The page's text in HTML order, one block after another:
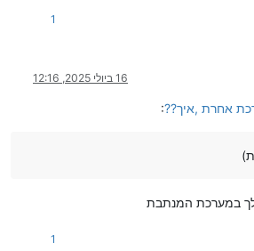
1
16 ביולי 2025, 12:16
אחרת ,איך??:
במערכת המנתבת
1